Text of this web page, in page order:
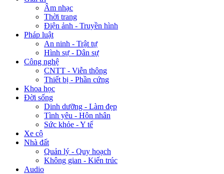
Âm nhạc
Thời trang
Điện ảnh - Truyền hình
Pháp luật
An ninh - Trật tự
Hình sự - Dân sự
Công nghệ
CNTT - Viễn thông
Thiết bị - Phần cứng
Khoa học
Đời sống
Dinh dưỡng - Làm đẹp
Tình yêu - Hôn nhân
Sức khỏe - Y tế
Xe cộ
Nhà đất
Quản lý - Quy hoạch
Không gian - Kiến trúc
Audio